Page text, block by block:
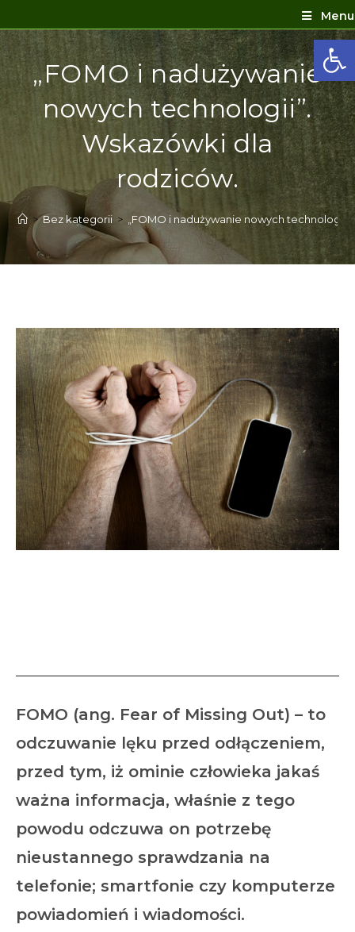
Menu
„FOMO i nadużywanie
nowych technologii”.
Wskazówki dla
rodziców.
> Bez kategorii > „FOMO i nadużywanie nowych
FOMO (ang. Fear of Missing Out) – to
odczuwanie lęku przed odłączeniem,
przed tym, iż ominie człowieka jakaś
ważna informacja, właśnie z tego
powodu odczuwa on potrzebę
nieustannego sprawdzania na
telefonie; smartfonie czy komputerze
powiadomień i wiadomości.